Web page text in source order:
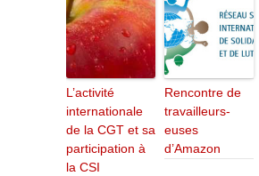
L’activité
internationale
de la CGT et sa
participation à
la CSI
Rencontre de
travailleurs-
euses
d’Amazon